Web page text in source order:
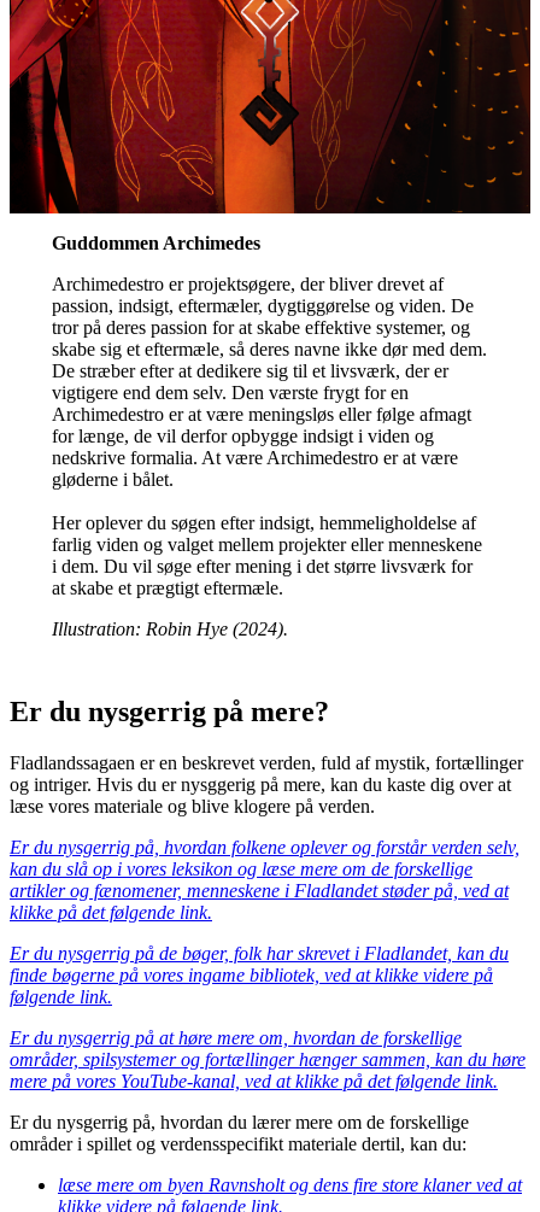
Guddommen Archimedes
Archimedestro er projektsøgere, der bliver drevet af
passion, indsigt, eftermæler, dygtiggørelse og viden. De
tror på deres passion for at skabe effektive systemer, og
skabe sig et eftermæle, så deres navne ikke dør med dem.
De stræber efter at dedikere sig til et livsværk, der er
vigtigere end dem selv. Den værste frygt for en
Archimedestro er at være meningsløs eller følge afmagt
for længe, de vil derfor opbygge indsigt i viden og
nedskrive formalia. At være Archimedestro er at være
gløderne i bålet.
Her oplever du søgen efter indsigt, hemmeligholdelse af
farlig viden og valget mellem projekter eller menneskene
i dem. Du vil søge efter mening i det større livsværk for
at skabe et prægtigt eftermæle.
Illustration: Robin Hye (2024).
Er du nysgerrig på mere?
Fladlandssagaen er en beskrevet verden, fuld af mystik, fortællinger
og intriger. Hvis du er nysggerig på mere, kan du kaste dig over at
læse vores materiale og blive klogere på verden.
Er du nysgerrig på, hvordan folkene oplever og forstår verden selv,
kan du slå op i vores leksikon og læse mere om de forskellige
artikler og fænomener, menneskene i Fladlandet støder på, ved at
klikke på det følgende link.
Er du nysgerrig på de bøger, folk har skrevet i Fladlandet, kan du
finde bøgerne på vores ingame bibliotek, ved at klikke videre på
følgende link.
Er du nysgerrig på at høre mere om, hvordan de forskellige
områder, spilsystemer og fortællinger hænger sammen, kan du høre
mere på vores YouTube-kanal, ved at klikke på det følgende link.
Er du nysgerrig på, hvordan du lærer mere om de forskellige
områder i spillet og verdensspecifikt materiale dertil, kan du:
læse mere om byen Ravnsholt og dens fire store klaner ved at
klikke videre på følgende link.